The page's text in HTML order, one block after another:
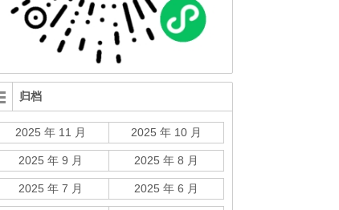
归档
2025 年 11 月 2025 年 10 月
2025 年 9 月 2025 年 8 月
2025 年 7 月 2025 年 6 月